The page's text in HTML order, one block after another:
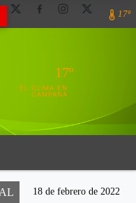
17º
17º
EL CLIMA EN
CAMPANA
18 de febrero de 2022